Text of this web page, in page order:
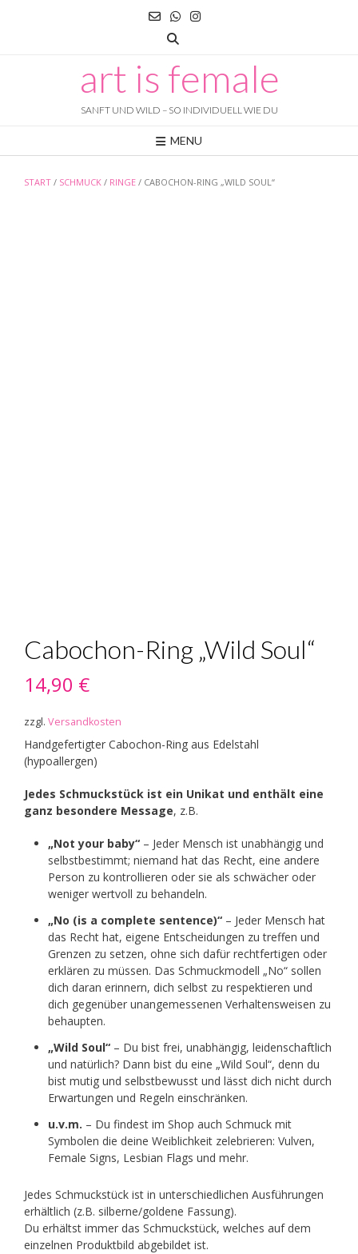
art is female
SANFT UND WILD – SO INDIVIDUELL WIE DU
MENU
START / SCHMUCK / RINGE / CABOCHON-RING „WILD SOUL“
Cabochon-Ring „Wild Soul“
14,90 €
zzgl. Versandkosten
Handgefertigter Cabochon-Ring aus Edelstahl
(hypoallergen)
Jedes Schmuckstück ist ein Unikat und enthält eine
ganz besondere Message, z.B.
„Not your baby“ – Jeder Mensch ist unabhängig und
selbstbestimmt; niemand hat das Recht, eine andere
Person zu kontrollieren oder sie als schwächer oder
weniger wertvoll zu behandeln.
„No (is a complete sentence)“ – Jeder Mensch hat
das Recht hat, eigene Entscheidungen zu treffen und
Grenzen zu setzen, ohne sich dafür rechtfertigen oder
erklären zu müssen. Das Schmuckmodell „No“ sollen
dich daran erinnern, dich selbst zu respektieren und
dich gegenüber unangemessenen Verhaltensweisen zu
behaupten.
„Wild Soul“ – Du bist frei, unabhängig, leidenschaftlich
und natürlich? Dann bist du eine „Wild Soul“, denn du
bist mutig und selbstbewusst und lässt dich nicht durch
Erwartungen und Regeln einschränken.
u.v.m. – Du findest im Shop auch Schmuck mit
Symbolen die deine Weiblichkeit zelebrieren: Vulven,
Female Signs, Lesbian Flags und mehr.
Jedes Schmuckstück ist in unterschiedlichen Ausführungen
erhältlich (z.B. silberne/goldene Fassung).
Du erhältst immer das Schmuckstück, welches auf dem
einzelnen Produktbild abgebildet ist.